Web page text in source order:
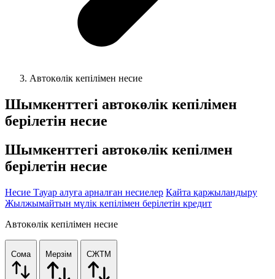
Автокөлік кепілімен несие
Шымкенттегі автокөлік кепілімен
берілетін несие
Шымкенттегі автокөлік кепілмен
берілетін несие
Несие Тауар алуға арналған несиелер Қайта қаржыландыру
Жылжымайтын мүлік кепілімен берілетін кредит
Автокөлік кепілімен несие
Сома Мерзім СЖТМ